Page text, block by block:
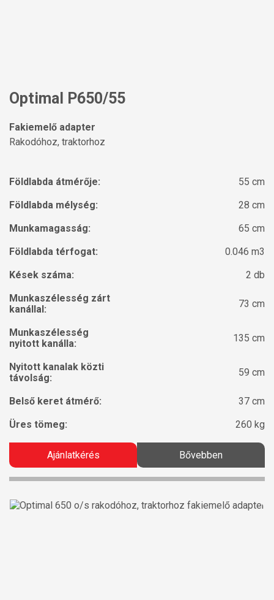
Optimal P650/55
Fakiemelő adapter
Rakodóhoz, traktorhoz
Földlabda átmérője:
55 cm
Földlabda mélység:
28 cm
Munkamagasság:
65 cm
Földlabda térfogat:
0.046 m3
Kések száma:
2 db
Munkaszélesség zárt
kanállal:
73 cm
Munkaszélesség
nyitott kanálla:
135 cm
Nyitott kanalak közti
távolság:
59 cm
Belső keret átmérő:
37 cm
Üres tömeg:
260 kg
Ajánlatkérés Bővebben